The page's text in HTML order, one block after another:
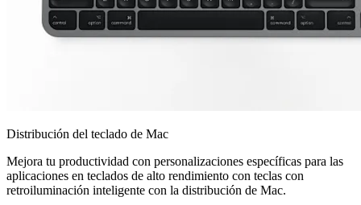
Distribución del teclado de Mac
Mejora tu productividad con personalizaciones específicas para las
aplicaciones en teclados de alto rendimiento con teclas con
retroiluminación inteligente con la distribución de Mac.